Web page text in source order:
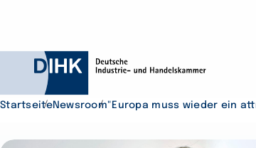
StartseiteNewsroom"Europa muss wieder ein